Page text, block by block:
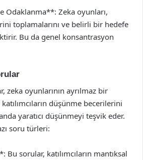
Odaklanma**: Zeka oyunları,
toplamalarını ve belirli bir hedefe
Bu da genel konsantrasyon
zeka oyunlarının ayrılmaz bir
katılımcıların düşünme becerilerini
yaratıcı düşünmeyi teşvik eder.
soru türleri:
Bu sorular, katılımcıların mantıksal